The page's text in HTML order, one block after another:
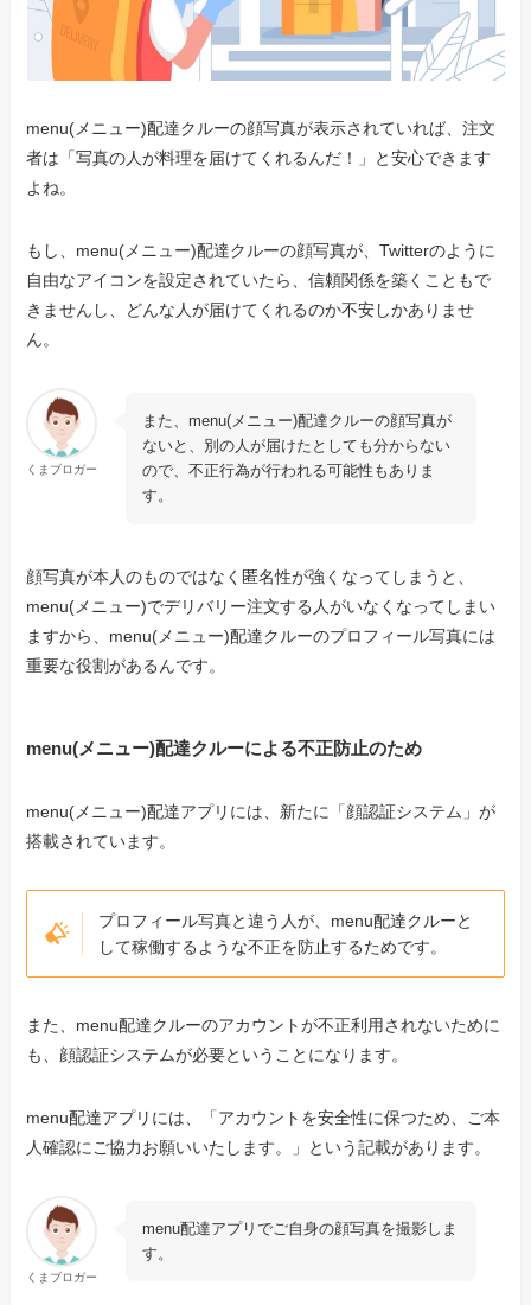
menu(メニュー)配達クルーの顔写真が表示されていれば、注文
者は「写真の人が料理を届けてくれるんだ！」と安心できます
よね。
もし、menu(メニュー)配達クルーの顔写真が、Twitterのように
自由なアイコンを設定されていたら、信頼関係を築くこともで
きませんし、どんな人が届けてくれるのか不安しかありませ
ん。
くまブロガー
また、menu(メニュー)配達クルーの顔写真が
ないと、別の人が届けたとしても分からない
ので、不正行為が行われる可能性もありま
す。
顔写真が本人のものではなく匿名性が強くなってしまうと、
menu(メニュー)でデリバリー注文する人がいなくなってしまい
ますから、menu(メニュー)配達クルーのプロフィール写真には
重要な役割があるんです。
menu(メニュー)配達クルーによる不正防止のため
menu(メニュー)配達アプリには、新たに「顔認証システム」が
搭載されています。
プロフィール写真と違う人が、menu配達クルーと
して稼働するような不正を防止するためです。
また、menu配達クルーのアカウントが不正利用されないために
も、顔認証システムが必要ということになります。
menu配達アプリには、「アカウントを安全性に保つため、ご本
人確認にご協力お願いいたします。」という記載があります。
くまブロガー
menu配達アプリでご自身の顔写真を撮影しま
す。